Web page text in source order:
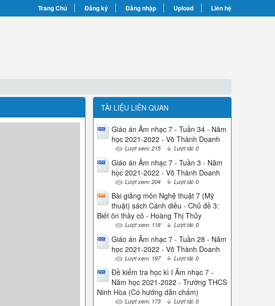
Trang Chủ Đăng ký Đăng nhập Upload Liên hệ
TÀI LIỆU LIÊN QUAN
Giáo án Âm nhạc 7 - Tuần 34 - Năm
học 2021-2022 - Võ Thành Doanh
Lượt xem: 215 Lượt tải: 0
Giáo án Âm nhạc 7 - Tuần 3 - Năm
học 2021-2022 - Võ Thành Doanh
Lượt xem: 204 Lượt tải: 0
Bài giảng môn Nghệ thuật 7 (Mỹ
thuật) sách Cánh diều - Chủ đề 3:
Biết ôn thầy cô - Hoàng Thị Thủy
Lượt xem: 118 Lượt tải: 0
Giáo án Âm nhạc 7 - Tuần 28 - Năm
học 2021-2022 - Võ Thành Doanh
Lượt xem: 197 Lượt tải: 0
Đề kiểm tra học kì I Âm nhạc 7 -
Năm học 2021-2022 - Trường THCS
Ninh Hòa (Có hướng dẫn chấm)
Lượt xem: 173 Lượt tải: 0